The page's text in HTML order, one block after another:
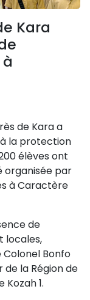
Kara
de Kara a
la protection
élèves ont
par
à Caractère
de
locales,
Bonfo
la Région de
1.